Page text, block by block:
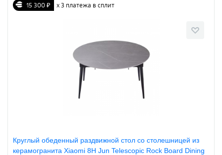
15 300 ₽ х 3 платежа в сплит
Круглый обеденный раздвижной стол со столешницей из
керамогранита Xiaomi 8H Jun Telescopic Rock Board Dining